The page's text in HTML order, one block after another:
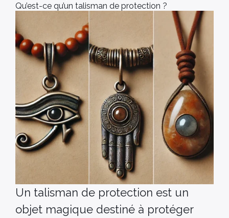
Qu’est-ce qu’un talisman de protection ?
Un talisman de protection est un
objet magique destiné à protéger